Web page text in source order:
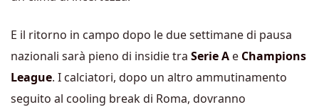
E il ritorno in campo dopo le due settimane di pausa
nazionali sarà pieno di insidie tra Serie A e Champions
League. I calciatori, dopo un altro ammutinamento
seguito al cooling break di Roma, dovranno